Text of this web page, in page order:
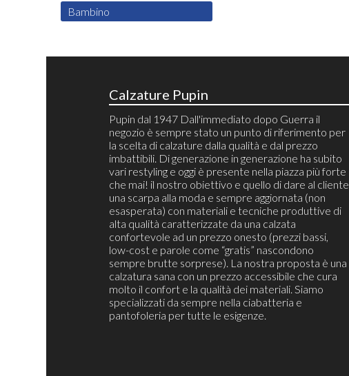
Bambino
Calzature Pupin
Pupin dal 1947 Dall'immediato dopo Guerra il
negozio è sempre stato un punto di riferimento per
la scelta di calzature dalla qualità e dal prezzo
imbattibili. Di generazione in generazione ha subito
vari restyling e oggi è presente nella piazza più forte
che mai! il nostro obiettivo e quello di dare al cliente
una scarpa alla moda e sempre aggiornata (non
esasperata) con materiali e tecniche produttive di
alta qualità caratterizzate da una calzata
confortevole ad un prezzo onesto (prezzi bassi,
low-cost e parole come “gratis” nascondono
sempre brutte sorprese). La nostra proposta è una
calzatura sana con un prezzo accessibile che cura
molto il confort e la qualità dei materiali. Siamo
specializzati da sempre nella ciabatteria e
pantofoleria per tutte le esigenze.